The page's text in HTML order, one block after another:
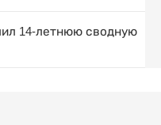
14-летнюю сводную